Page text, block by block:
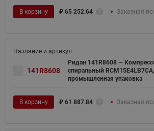
В корзину ₽ 65 252.64 Заказная
141R8608
Ридан 141R8608 —
спиральный RCM15E4LB7CA,
промышленная упаковка
В корзину ₽ 61 887.84 Заказная